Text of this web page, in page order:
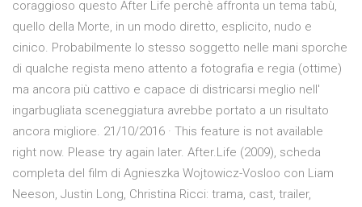
coraggioso questo After Life perchè affronta un tema tabù,
quello della Morte, in un modo diretto, esplicito, nudo e
cinico. Probabilmente lo stesso soggetto nelle mani sporche
di qualche regista meno attento a fotografia e regia (ottime)
ma ancora più cattivo e capace di districarsi meglio nell'
ingarbugliata sceneggiatura avrebbe portato a un risultato
ancora migliore. 21/10/2016 · This feature is not available
right now. Please try again later. After.Life (2009), scheda
completa del film di Agnieszka Wojtowicz-Vosloo con Liam
Neeson, Justin Long, Christina Ricci: trama, cast, trailer,